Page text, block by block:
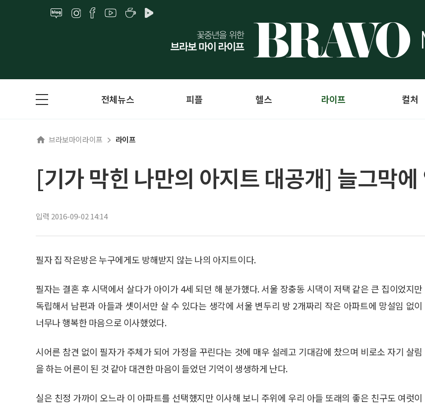
전체뉴스 피플 헬스 라이프 컬처
브라보마이라이프 라이프
[기가 막힌 나만의 아지트 대공개] 늘그막에
입력 2016-09-02 14:14
필자 집 작은방은 누구에게도 방해받지 않는 나의 아지트이다.
필자는 결혼 후 시댁에서 살다가 아이가 4세 되던 해 분가했다. 서울 장충동 시댁이 저택 같은 큰 집이었지만
독립해서 남편과 아들과 셋이서만 살 수 있다는 생각에 서울 변두리 방 2개짜리 작은 아파트에 망설임 없이
너무나 행복한 마음으로 이사했었다.
시어른 참견 없이 필자가 주체가 되어 가정을 꾸린다는 것에 매우 설레고 기대감에 찼으며 비로소 자기 살림
을 하는 어른이 된 것 같아 대견한 마음이 들었던 기억이 생생하게 난다.
실은 친정 가까이 오느라 이 아파트를 선택했지만 이사해 보니 주위에 우리 아들 또래의 좋은 친구도 여럿이